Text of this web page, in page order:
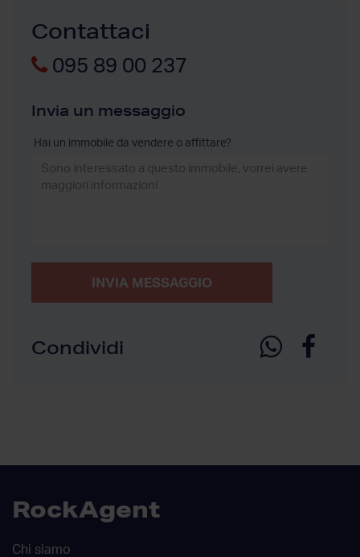
Contattaci
095 89 00 237
Invia un messaggio
Hai un immobile da vendere o affittare?
INVIA MESSAGGIO
Condividi
RockAgent
Chi siamo